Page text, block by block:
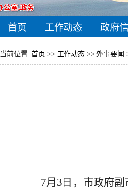
首页 工作动态 政府
当前位置: 首页 >> 工作动态 >> 外事要闻
7月 3 日，市政府副